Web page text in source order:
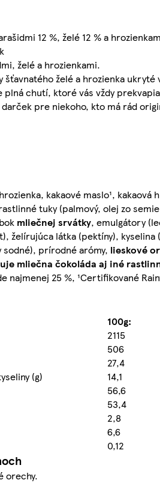
12 %, želé 12 % a
želé a hrozienkami.
šťavnatého želé a hrozienka
chutí, ktoré vás vždy
pre niekoho, kto má rád
kakaové maslo¹, kakaová
tuky (palmový, olej zo
mliečnej srvátky, emulgátory
želírujúca látka (pektíny), kyselina
prírodné arómy, lieskové
mliečna čokoláda aj iné
najmenej 25 %, ¹Certifikované
100g:
2115
506
27,4
(g)
14,1
56,6
53,4
2,8
6,6
0,12
orechy.